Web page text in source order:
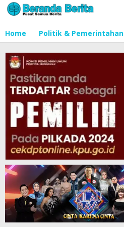
Lewati
ke
Home Politik & Pemerintahan